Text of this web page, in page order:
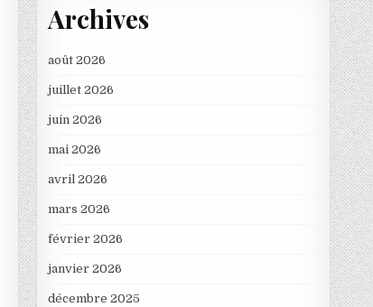
Archives
août 2026
juillet 2026
juin 2026
mai 2026
avril 2026
mars 2026
février 2026
janvier 2026
décembre 2025